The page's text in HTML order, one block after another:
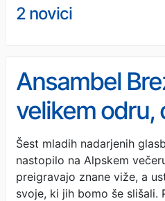
2 novici
Ansambel
velikem odru,
festivale
Šest mladih nadarjenih
nastopilo na Alpskem
preigravajo znane viže, a
svoje, ki jih bomo še slišali.